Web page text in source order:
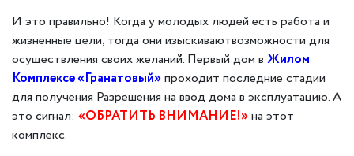
И это правильно! Когда у молодых людей есть работа и
жизненные цели, тогда они изыскиваютвозможности для
осуществления своих желаний. Первый дом в Жилом
Комплексе «Гранатовый»проходит последние стадии
для получения Разрешения на ввод дома в эксплуатацию. А
это сигнал: «ОБРАТИТЬ ВНИМАНИЕ!»на этот
комплекс.